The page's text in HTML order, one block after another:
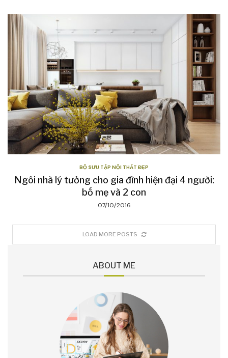
BỘ SƯU TẬP NỘI THẤT ĐẸP
Ngôi nhà lý tưởng cho gia đình hiện đại 4 người:
bố mẹ và 2 con
07/10/2016
LOAD MORE POSTS
ABOUT ME